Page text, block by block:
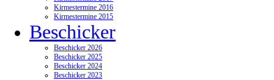
Kirmestermine 2016
Kirmestermine 2015
Beschicker
Beschicker 2026
Beschicker 2025
Beschicker 2024
Beschicker 2023